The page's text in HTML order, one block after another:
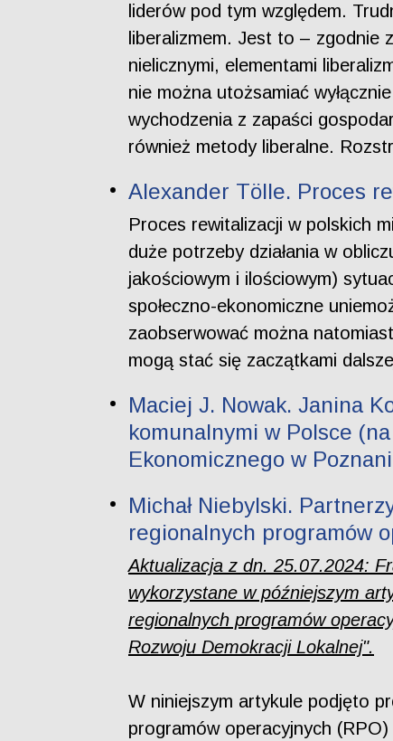
liderów pod tym względem.
liberalizmem. Jest to – zgodnie
nielicznymi, elementami
nie można utożsamiać
wychodzenia z zapaści
również metody liberalne.
Alexander Tölle. Proces
Proces rewitalizacji w polskich
duże potrzeby działania w
jakościowym i ilościowym)
społeczno-ekonomiczne
zaobserwować można
mogą stać się zaczątkami
Maciej J. Nowak. Janina
komunalnymi w Polsce
Ekonomicznego w
Michał Niebylski.
regionalnych programów
Aktualizacja z dn. 25.07.2024:
wykorzystane w późniejszym
regionalnych programów
Rozwoju Demokracji Lokalnej".
W niniejszym artykule podjęto
programów operacyjnych